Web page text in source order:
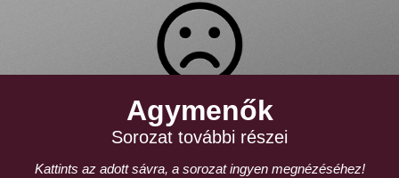
Agymenők
Sorozat további részei
Kattints az adott sávra, a sorozat ingyen megnézéséhez!